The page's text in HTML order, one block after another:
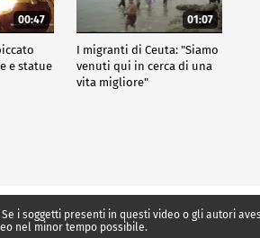
00:47
e statue
01:07
I migranti di Ceuta: "Siamo
venuti qui in cerca di una
vita migliore"
i soggetti presenti in questi video o gli autori
nel minor tempo possibile.